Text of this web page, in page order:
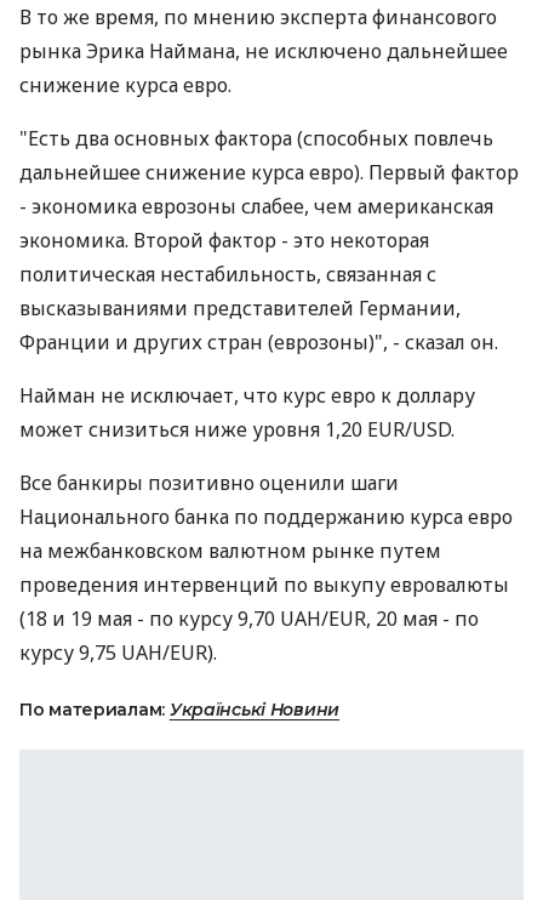
В то же время, по мнению эксперта финансового
рынка Эрика Наймана, не исключено дальнейшее
снижение курса евро.
"Есть два основных фактора (способных повлечь
дальнейшее снижение курса евро). Первый фактор
- экономика еврозоны слабее, чем американская
экономика. Второй фактор - это некоторая
политическая нестабильность, связанная с
высказываниями представителей Германии,
Франции и других стран (еврозоны)", - сказал он.
Найман не исключает, что курс евро к доллару
может снизиться ниже уровня 1,20 EUR/USD.
Все банкиры позитивно оценили шаги
Национального банка по поддержанию курса евро
на межбанковском валютном рынке путем
проведения интервенций по выкупу евровалюты
(18 и 19 мая - по курсу 9,70 UAH/EUR, 20 мая - по
курсу 9,75 UAH/EUR).
По материалам: Українські Новини